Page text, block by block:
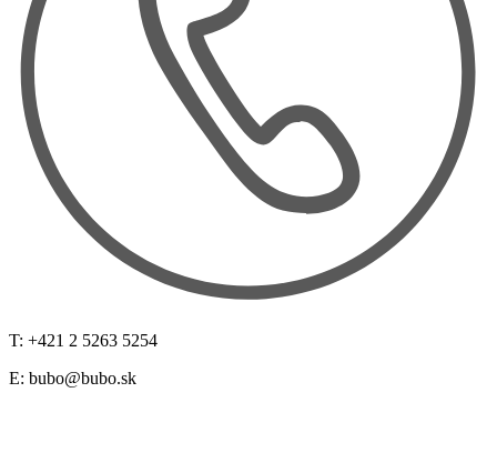
T: +421 2 5263 5254
E: bubo@bubo.sk